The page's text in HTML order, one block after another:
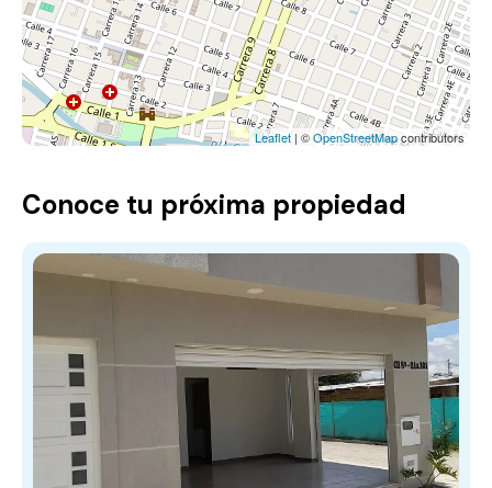
Leaflet | ©OpenStreetMapcontributors
Conoce tu próxima propiedad